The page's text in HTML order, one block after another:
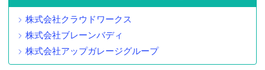
株式会社クラウドワークス
株式会社ブレーンバディ
株式会社アップガレージグループ